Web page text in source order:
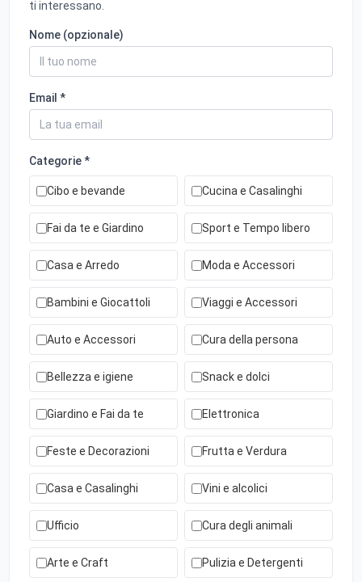
ti interessano.
Nome (opzionale)
Email *
Categorie *
Cibo e bevande Cucina e Casalinghi
Fai da te e Giardino Sport e Tempo libero
Casa e Arredo Moda e Accessori
Bambini e Giocattoli Viaggi e Accessori
Auto e Accessori Cura della persona
Bellezza e igiene Snack e dolci
Giardino e Fai da te Elettronica
Feste e Decorazioni Frutta e Verdura
Casa e Casalinghi Vini e alcolici
Ufficio Cura degli animali
Arte e Craft Pulizia e Detergenti